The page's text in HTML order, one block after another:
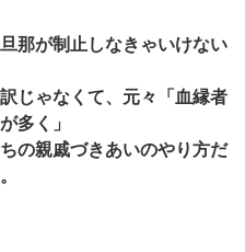
那が制止しなきゃいけない
じゃなくて、元々「血縁者
多く」
の親戚づきあいのやり方だ